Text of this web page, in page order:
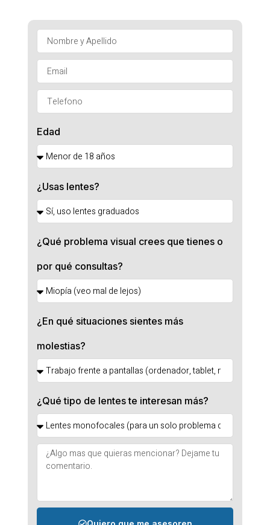
Edad
¿Usas lentes?
¿Qué problema visual crees que tienes o
por qué consultas?
¿En qué situaciones sientes más
molestias?
¿Qué tipo de lentes te interesan más?